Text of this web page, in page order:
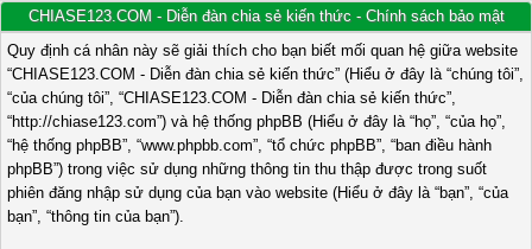
CHIASE123.COM - Diễn đàn chia sẻ kiến thức - Chính sách bảo mật
Quy định cá nhân này sẽ giải thích cho bạn biết mối quan hệ giữa website
“CHIASE123.COM - Diễn đàn chia sẻ kiến thức” (Hiểu ở đây là “chúng tôi”,
“của chúng tôi”, “CHIASE123.COM - Diễn đàn chia sẻ kiến thức”,
“http://chiase123.com”) và hệ thống phpBB (Hiểu ở đây là “họ”, “của họ”,
“hệ thống phpBB”, “www.phpbb.com”, “tổ chức phpBB”, “ban điều hành
phpBB”) trong việc sử dụng những thông tin thu thập được trong suốt
phiên đăng nhập sử dụng của bạn vào website (Hiểu ở đây là “bạn”, “của
bạn”, “thông tin của bạn”).